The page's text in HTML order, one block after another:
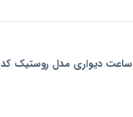
ساعت دیواری مدل روستیک کد CW33